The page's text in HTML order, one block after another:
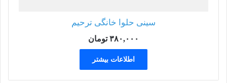
سینی حلوا خانگی ترحیم
۳۸۰,۰۰۰ تومان
اطلاعات بیشتر